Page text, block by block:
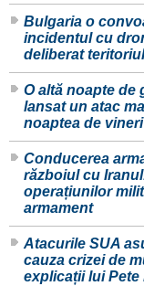
Bulgaria o
incidentul cu
deliberat
O altă noapte de
lansat un atac
noaptea de
Conducerea
războiul cu
operațiunilor
armament
Atacurile SUA
cauza crizei de
explicații lui Pete